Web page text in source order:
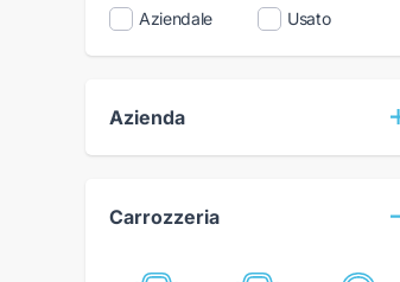
Aziendale
Usato
Azienda
Carrozzeria